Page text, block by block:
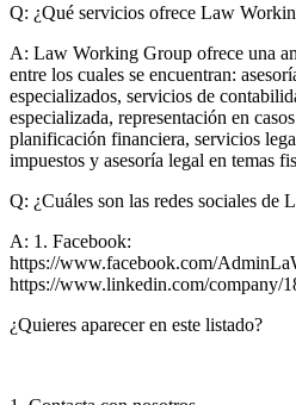
Q: ¿Qué servicios ofrece Law
A: Law Working Group ofrece una
entre los cuales se encuentran:
especializados, servicios de
especializada, representación en
planificación financiera, servicios
impuestos y asesoría legal en temas
Q: ¿Cuáles son las redes sociales de
A: 1. Facebook:
https://www.facebook.com/
https://www.linkedin.com/company/
¿Quieres aparecer en este listado?